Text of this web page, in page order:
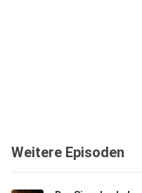
Weitere Episoden